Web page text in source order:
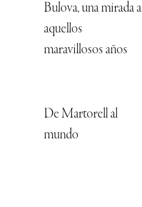
Bulova, una mirada a
aquellos
maravillosos años
De Martorell al
mundo